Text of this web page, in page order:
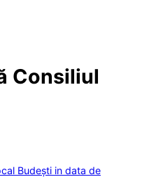
Consiliul
Budești in data de